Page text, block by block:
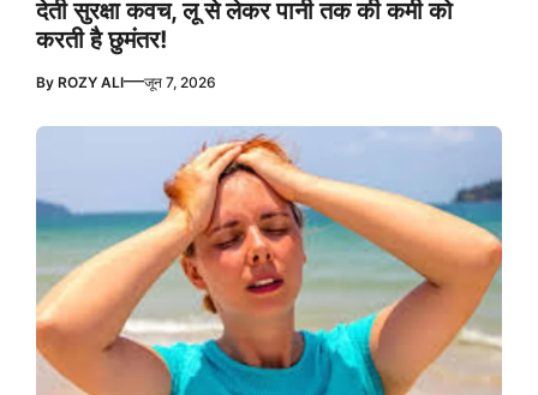
देती सुरक्षा कवच, लू से लेकर पानी तक की कमी को
करती है छुमंतर!
By ROZY ALI—जून 7, 2026